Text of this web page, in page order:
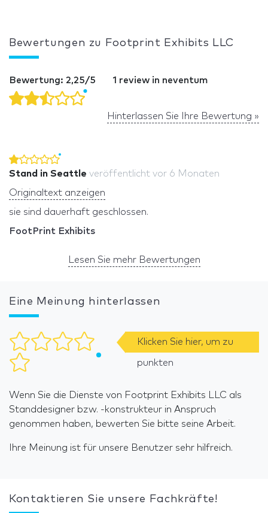
Bewertungen zu Footprint Exhibits LLC
Bewertung: 2,25/5 1 review in neventum
Hinterlassen Sie Ihre Bewertung »
Stand in Seattle veröffentlicht vor 6 Monaten
Originaltext anzeigen
sie sind dauerhaft geschlossen.
FootPrint Exhibits
Lesen Sie mehr Bewertungen
Eine Meinung hinterlassen
Klicken Sie hier, um zu
punkten
Wenn Sie die Dienste von Footprint Exhibits LLC als
Standdesigner bzw. -konstrukteur in Anspruch
genommen haben, bewerten Sie bitte seine Arbeit.
Ihre Meinung ist für unsere Benutzer sehr hilfreich.
Kontaktieren Sie unsere Fachkräfte!